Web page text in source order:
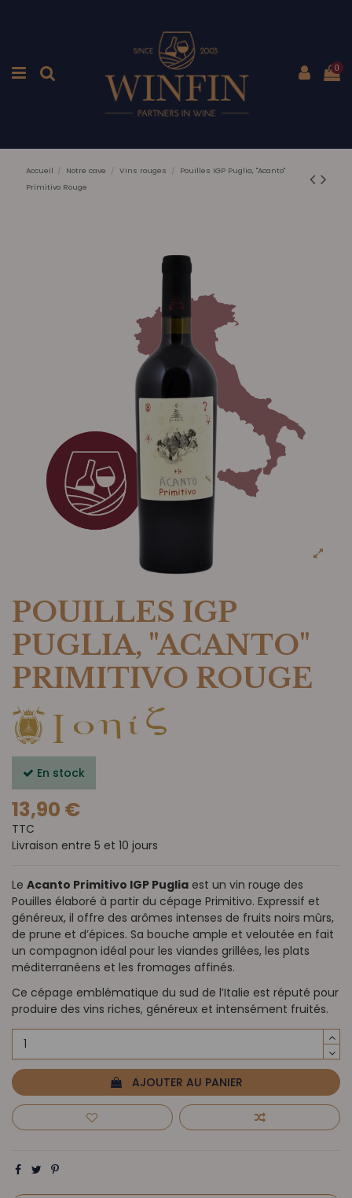
0
Accueil Notre cave Vins rouges
Pouilles IGP Puglia, "Acanto"
Primitivo Rouge
POUILLES IGP
PUGLIA, "ACANTO"
PRIMITIVO ROUGE
En stock
13,90 €
TTC
Livraison entre 5 et 10 jours
Le Acanto Primitivo IGP Puglia est un vin rouge des
Pouilles élaboré à partir du cépage Primitivo. Expressif et
généreux, il offre des arômes intenses de fruits noirs mûrs,
de prune et d’épices. Sa bouche ample et veloutée en fait
un compagnon idéal pour les viandes grillées, les plats
méditerranéens et les fromages affinés.
Ce cépage emblématique du sud de l’Italie est réputé pour
produire des vins riches, généreux et intensément fruités.
AJOUTER AU PANIER